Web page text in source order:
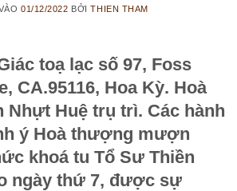
01/12/2022 BỞITHIEN THAM
toạ lạc số 97, Foss
CA.95116, Hoa Kỳ. Hoà
Huệ trụ trì. Các hành
ý Hoà thượng mượn
khoá tu Tổ Sư Thiền
ngày thứ 7, được sự